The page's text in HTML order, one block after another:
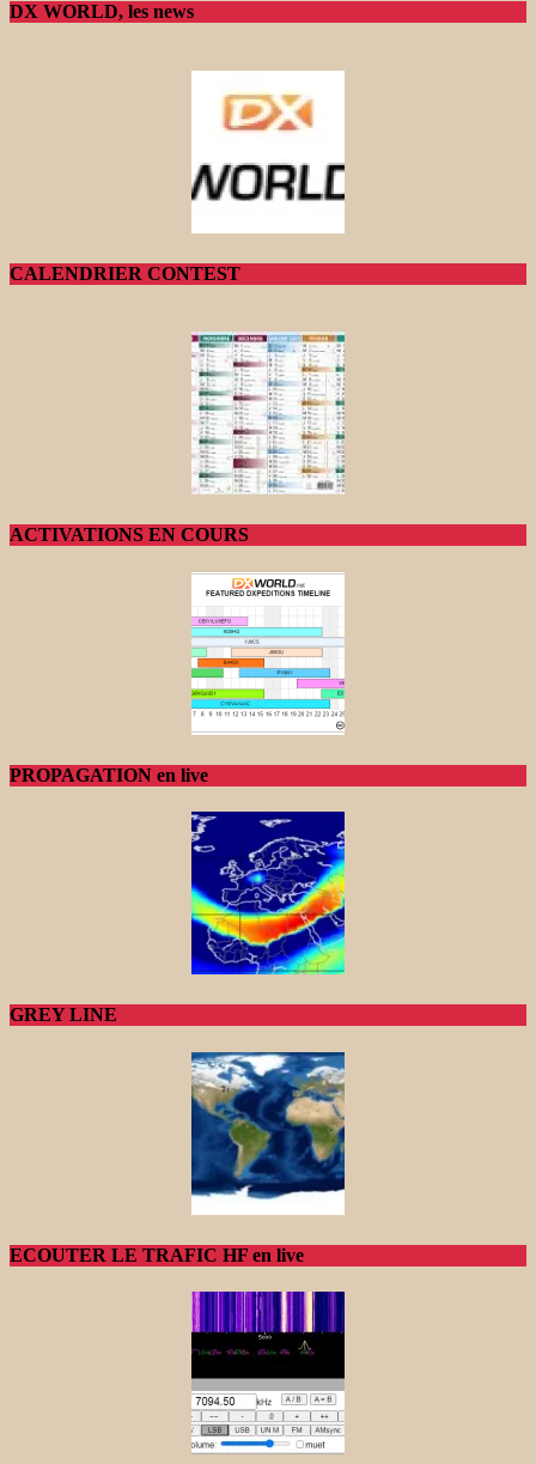
DX WORLD, les news
CALENDRIER CONTEST
ACTIVATIONS EN COURS
PROPAGATION en live
GREY LINE
ECOUTER LE TRAFIC HF en live